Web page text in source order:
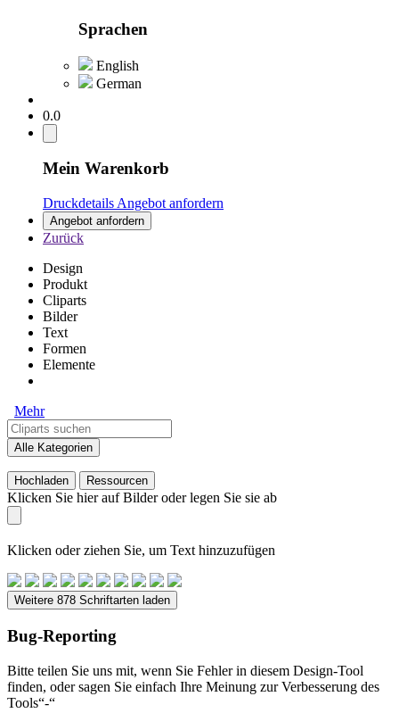
Sprachen
English
German
0.0
Mein Warenkorb
Druckdetails Angebot anfordern
Angebot anfordern
Zurück
Design
Produkt
Cliparts
Bilder
Text
Formen
Elemente
Mehr
Alle Kategorien
Hochladen Ressourcen
Klicken Sie hier auf Bilder oder legen Sie sie ab
Klicken oder ziehen Sie, um Text hinzuzufügen
Weitere 878 Schriftarten laden
Bug-Reporting
Bitte teilen Sie uns mit, wenn Sie Fehler in diesem Design-Tool
finden, oder sagen Sie einfach Ihre Meinung zur Verbesserung des
Tools“-“